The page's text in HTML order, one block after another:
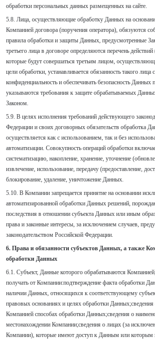
обработки персональных данных размещенных на сайте.
5.8. Лица, осуществляющие обработку Данных на
Компанией договора (поручения оператора), обязуются
правила обработки и защиты Данных, предусмотренные
третьего лица в договоре определяются перечень
которые будут совершаться третьим лицом,
цели обработки, устанавливается обязанность такого лица
конфиденциальность и обеспечивать безопасность Данных
указываются требования к защите обрабатываемых
Законом.
5.9. В целях исполнения требований действующего
Федерации и своих договорных обязательств обработка
осуществляется как с использованием, так и без
автоматизации. Совокупность операций обработки
систематизацию, накопление, хранение, уточнение
извлечение, использование, передачу (предоставление,
блокирование, удаление, уничтожение Данных.
5.10. В Компании запрещается принятие на основании
автоматизированной обработки Данных решений,
последствия в отношении субъекта Данных или иным
права и законные интересы, за исключением случаев,
законодательством Российской Федерации.
6. Права и обязанности субъектов Данных, а также
обработки Данных
6.1. Субъект, Данные которого обрабатываются
получать от Компании:подтверждение факта обработки
наличии Данных, относящихся к соответствующему
правовых основаниях и целях обработки
Компанией способах обработки Данных;сведения о
местонахождении Компании;сведения о лицах (за
Компании), которые имеют доступ к Данным или которым